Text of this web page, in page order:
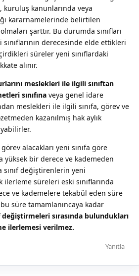
kuruluş kanunlarında veya
kararnamelerinde belirtilen
şarttır. Bu durumda sınıfları
derecesinde elde ettikleri
süreler yeni sınıflardaki
alınır.
meslekleri ile ilgili sınıftan
sınıfına veya genel idare
meslekleri ile ilgili sınıfa, görev ve
kazanılmış hak aylık
görev alacakları yeni sınıfa göre
yüksek bir derece ve kademeden
sınıf değiştirenlerin yeni
süreleri eski sınıflarında
ve kademelere tekabül eden süre
bu süre tamamlanıncaya kadar
değiştirmeleri sırasında bulundukları
ilerlemesi verilmez.
Yanıtla